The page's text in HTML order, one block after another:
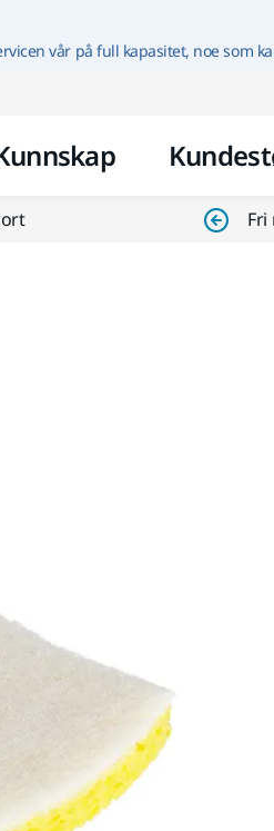
vår på full kapasitet, noe som
Fri